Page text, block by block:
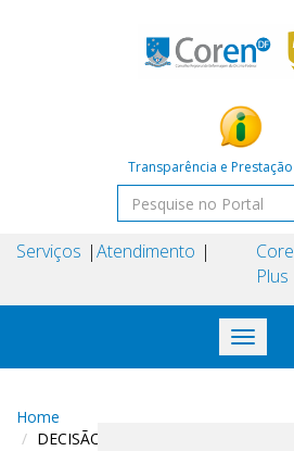
Transparência e
Serviços Atendimento
Plus
Toggle
Home
DECISÃO COREN-DF N° 149 DE 24